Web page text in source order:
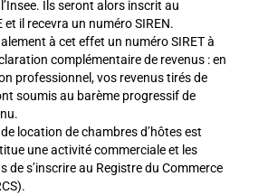
Ils seront alors inscrit au
et il recevra un numéro SIREN.
à cet effet un numéro SIRET à
complémentaire de revenus : en
professionnel, vos revenus tirés de
soumis au barème progressif de
location de chambres d’hôtes est
une activité commerciale et les
de s’inscrire au Registre du Commerce